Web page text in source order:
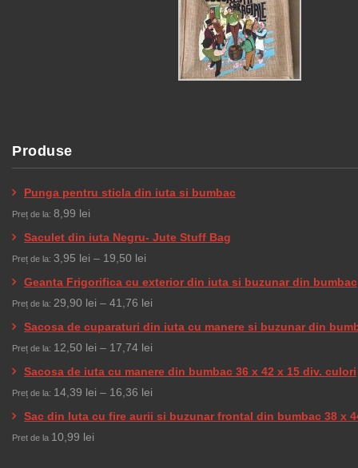
Produse
Punga pentru sticla din iuta si bumbac
Preț de la: 8,99 lei
Saculet din iuta Negru- Jute Stuff Bag
Preț de la: 3,95 lei – 19,50 lei
de
prețuri:
19,50 lei
Geanta Frigorifica cu exterior din iuta si buzunar din bumbac
Preț de la: 29,90 lei – 41,76 lei
de
41,76 lei
Sacosa de cuparaturi din iuta cu manere si buzunar din
Preț de la: 12,50 lei – 17,74 lei
Sacosa de iuta cu manere din bumbac 36 x 42 x 15 div. culori
Preț de la: 14,39 lei – 16,36 lei
de
Sac din Iuta cu fire aurii si buzunar frontal din bumbac 38 x
Pret de la 10,99 lei